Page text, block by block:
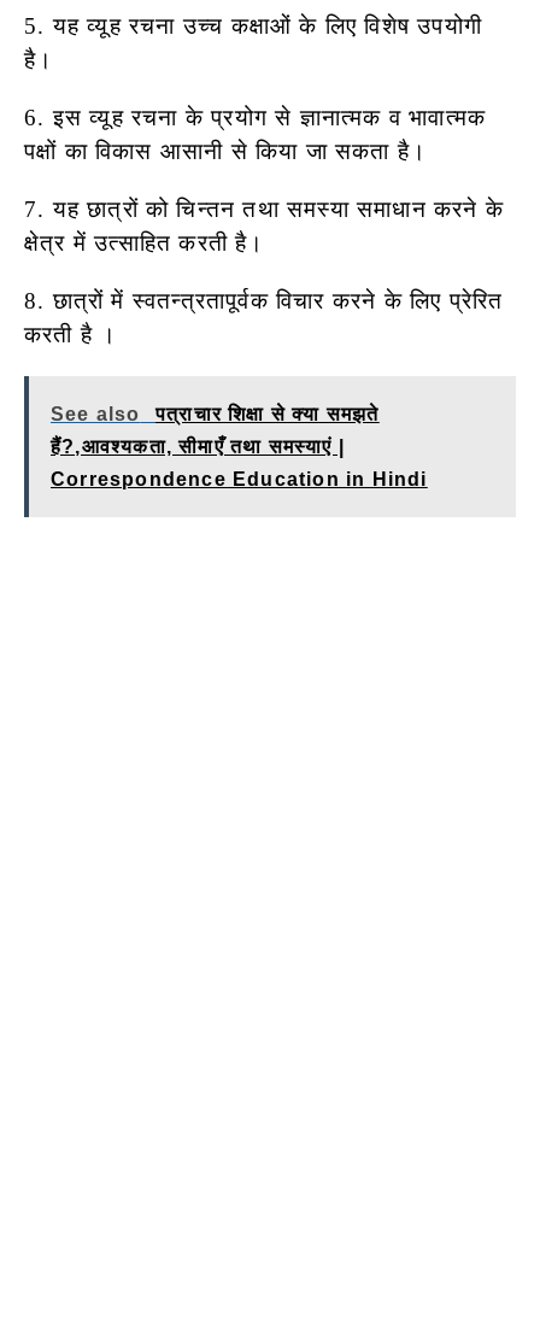
5. यह व्यूह रचना उच्च कक्षाओं के लिए विशेष उपयोगी
है।
6. इस व्यूह रचना के प्रयोग से ज्ञानात्मक व भावात्मक
पक्षों का विकास आसानी से किया जा सकता है।
7. यह छात्रों को चिन्तन तथा समस्या समाधान करने के
क्षेत्र में उत्साहित करती है।
8. छात्रों में स्वतन्त्रतापूर्वक विचार करने के लिए प्रेरित
करती है ।
See also
पत्राचार शिक्षा से क्या समझते
हैं?,आवश्यकता, सीमाएँ तथा समस्याएं |
Correspondence Education in Hindi